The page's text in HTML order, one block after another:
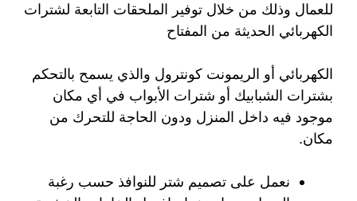
للعمال وذلك من خلال توفير الملحقات التابعة لشترات
الكهربائي الحديثة من المفتاح
الكهربائي أو الريمونت كونترول والذي يسمح بالتحكم
بشترات الشبابيك أو شترات الأبواب في أي مكان
موجود فيه داخل المنزل ودون الحاجة للتحرك من
مكان.
نعمل على تصميم شتر للنوافذ حسب رغبة